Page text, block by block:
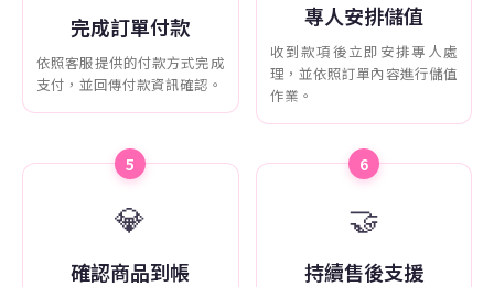
完成訂單付款
依照客服提供的付款方式完成
支付，並回傳付款資訊確認。
專人安排儲值
收到款項後立即安排專人處
理，並依照訂單內容進行儲值
作業。
5
💎
確認商品到帳
6
🤝
持續售後支援